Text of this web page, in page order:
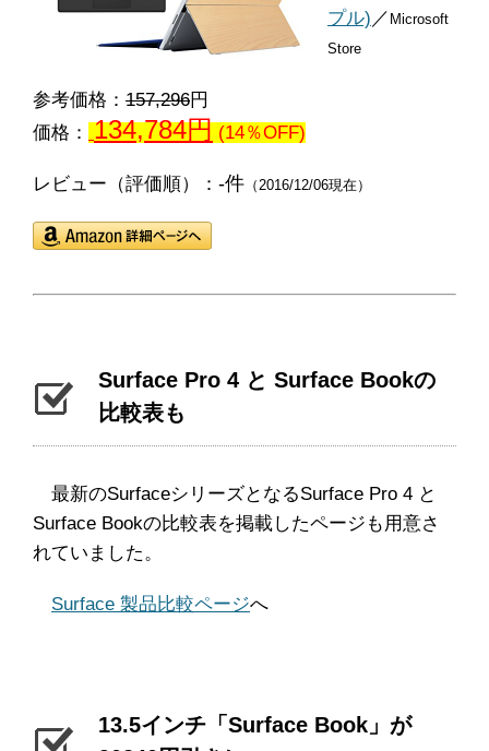
プル) ／ Microsoft
Store
参考価格： 157,296円
価格：
134,784円 (14％OFF)
レビュー（評価順）： -件 （2016/12/06現在）
Surface Pro 4 と Surface Bookの
比較表も
最新のSurfaceシリーズとなるSurface Pro 4 と
Surface Bookの比較表を掲載したページも用意さ
れていました。
Surface 製品比較ページへ
13.5インチ「Surface Book」が